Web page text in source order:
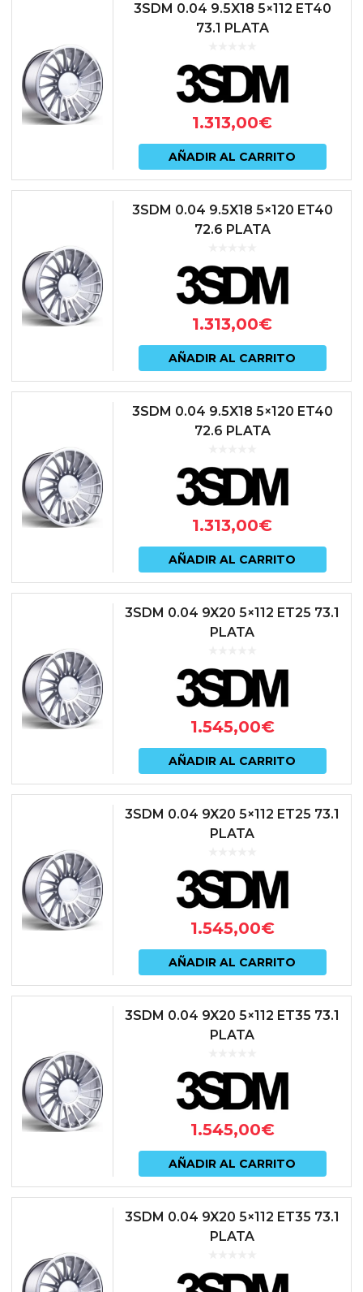
3SDM 0.04 9.5X18 5×112 ET40
73.1 PLATA
1.313,00€
AÑADIR AL CARRITO
3SDM 0.04 9.5X18 5×120 ET40
72.6 PLATA
1.313,00€
AÑADIR AL CARRITO
3SDM 0.04 9.5X18 5×120 ET40
72.6 PLATA
1.313,00€
AÑADIR AL CARRITO
3SDM 0.04 9X20 5×112 ET25 73.1
PLATA
1.545,00€
AÑADIR AL CARRITO
3SDM 0.04 9X20 5×112 ET25 73.1
PLATA
1.545,00€
AÑADIR AL CARRITO
3SDM 0.04 9X20 5×112 ET35 73.1
PLATA
1.545,00€
AÑADIR AL CARRITO
3SDM 0.04 9X20 5×112 ET35 73.1
PLATA